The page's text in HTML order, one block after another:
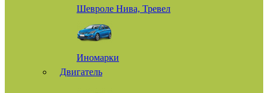
Шевроле Нива, Тревел
Иномарки
Двигатель